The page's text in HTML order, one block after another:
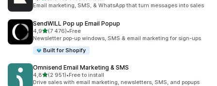
Email marketing, SMS, & WhatsApp that turn messages into sales
SendWILL Pop up Email Popup
4,9av 5 stjerner
(7 476)
Totalt 7476 omtaler
•Free
Newsletter pop-up windows, SMS & email marketing for sign-ups
Built for Shopify
Omnisend Email Marketing & SMS
4,8av 5 stjerner
(2 951)
Totalt 2951 omtaler
•Free to install
Drive sales with email marketing, newsletters, SMS, and popups